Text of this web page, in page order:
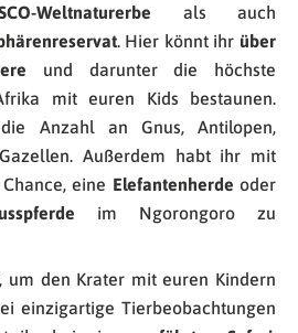
Weltnaturerbe als auch
. Hier könnt ihr über
und darunter die höchste
mit euren Kids bestaunen.
Anzahl an Gnus, Antilopen,
Außerdem habt ihr mit
eine Elefantenherde oder
im Ngorongoro zu
um den Krater mit euren Kindern
einzigartige Tierbeobachtungen